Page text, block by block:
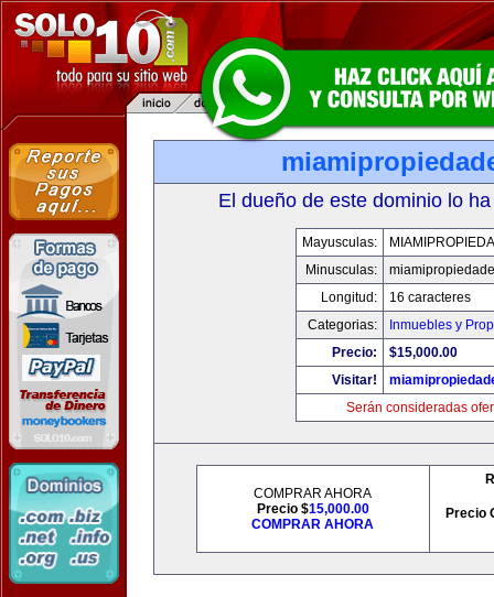
El dueño de este dominio lo
Mayusculas:
Minusculas:
Longitud:
16 caracteres
Categorias:
Inmuebles y
Precio:
$15,000.00
Visitar!
Serán consideradas
COMPRAR AHORA
Precio $15,000.00
COMPRAR AHORA
Precio